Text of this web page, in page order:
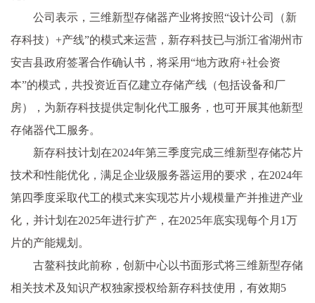
公司表示，三维新型存储器产业将按照“设计公司（新
存科技）+产线”的模式来运营，新存科技已与浙江省湖州市
安吉县政府签署合作确认书，将采用“地方政府+社会资
本”的模式，共投资近百亿建立存储产线（包括设备和厂
房），为新存科技提供定制化代工服务，也可开展其他新型
存储器代工服务。
新存科技计划在2024年第三季度完成三维新型存储芯片
技术和性能优化，满足企业级服务器运用的要求，在2024年
第四季度采取代工的模式来实现芯片小规模量产并推进产业
化，并计划在2025年进行扩产，在2025年底实现每个月1万
片的产能规划。
古鳌科技此前称，创新中心以书面形式将三维新型存储
相关技术及知识产权独家授权给新存科技使用，有效期5